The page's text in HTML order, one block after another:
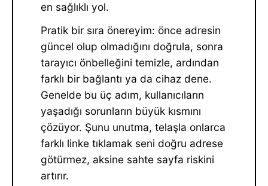
en sağlıklı yol.
Pratik bir sıra önereyim: önce adresin
güncel olup olmadığını doğrula, sonra
tarayıcı önbelleğini temizle, ardından
farklı bir bağlantı ya da cihaz dene.
Genelde bu üç adım, kullanıcıların
yaşadığı sorunların büyük kısmını
çözüyor. Şunu unutma, telaşla onlarca
farklı linke tıklamak seni doğru adrese
götürmez, aksine sahte sayfa riskini
artırır.